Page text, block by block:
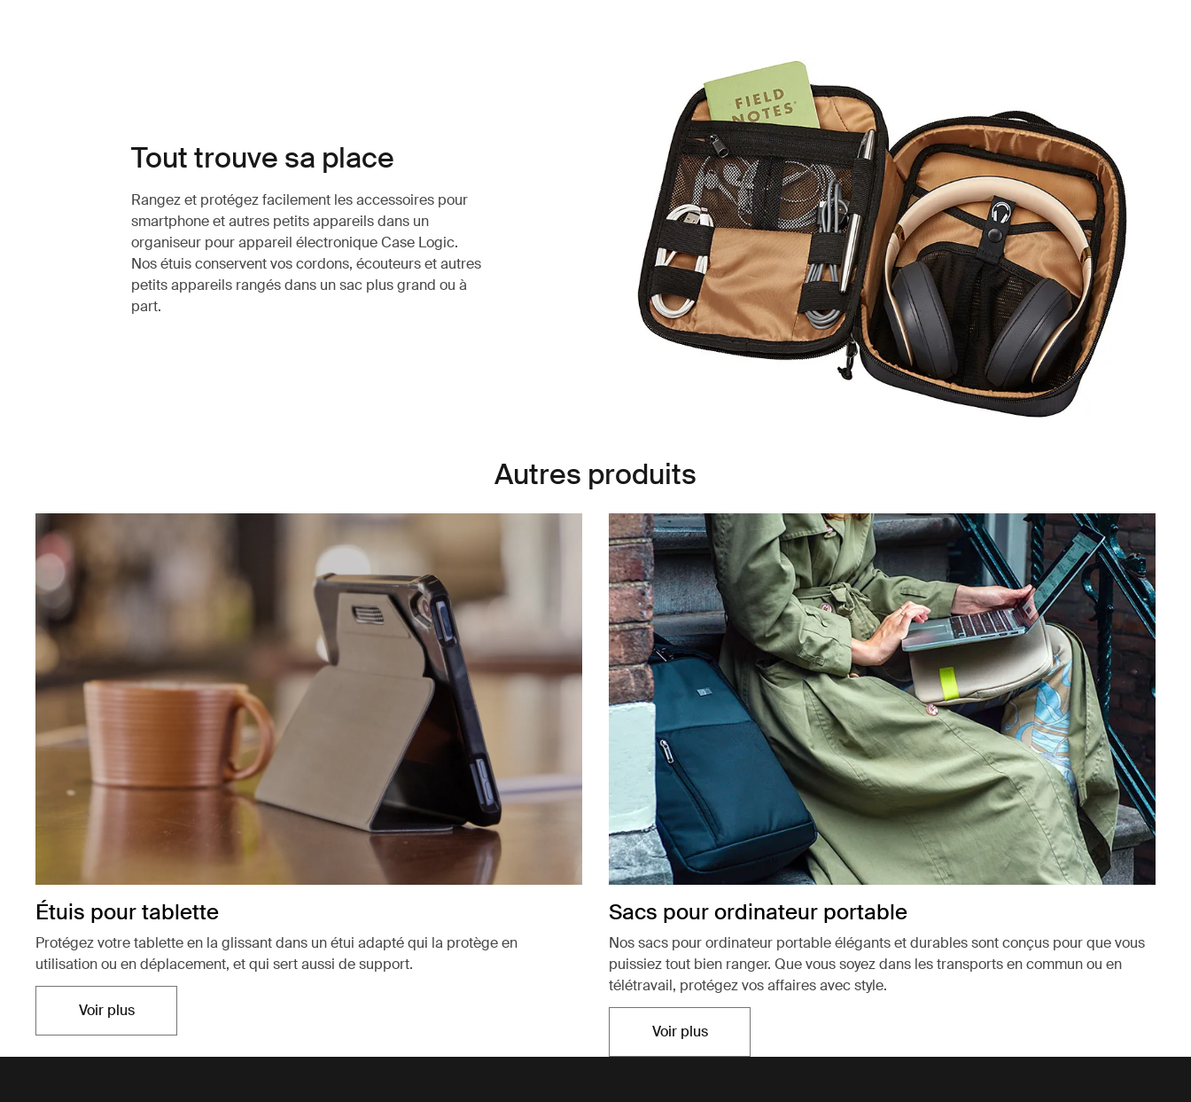
Tout trouve sa place
Rangez et protégez facilement les accessoires pour
smartphone et autres petits appareils dans un
organiseur pour appareil électronique Case Logic.
Nos étuis conservent vos cordons, écouteurs et autres
petits appareils rangés dans un sac plus grand ou à
part.
Autres produits
Étuis pour tablette
Protégez votre tablette en la glissant dans un étui adapté qui la protège en
utilisation ou en déplacement, et qui sert aussi de support.
Voir plusS'ouvre dans un nouvel onglet
Sacs pour ordinateur portable
Nos sacs pour ordinateur portable élégants et durables sont conçus pour que vous
puissiez tout bien ranger. Que vous soyez dans les transports en commun ou en
télétravail, protégez vos affaires avec style.
Voir plusS'ouvre dans un nouvel onglet